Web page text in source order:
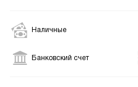
Наличные
Банковский счет